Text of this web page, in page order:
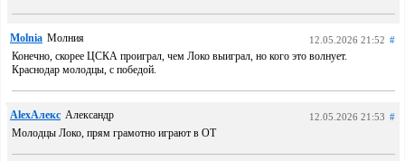
Molnia Молния 12.05.2026 21:52 #
Конечно, скорее ЦСКА проиграл, чем Локо выиграл, но кого это волнует.
Краснодар молодцы, с победой.
AlexАлекс Александр 12.05.2026 21:53 #
Молодцы Локо, прям грамотно играют в ОТ